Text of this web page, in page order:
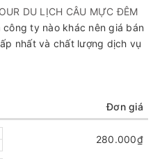
DU LỊCH CÂU MỰC ĐÊM
ty nào khác nên giá bán
nhất và chất lượng dịch vụ
Đơn giá
280.000₫